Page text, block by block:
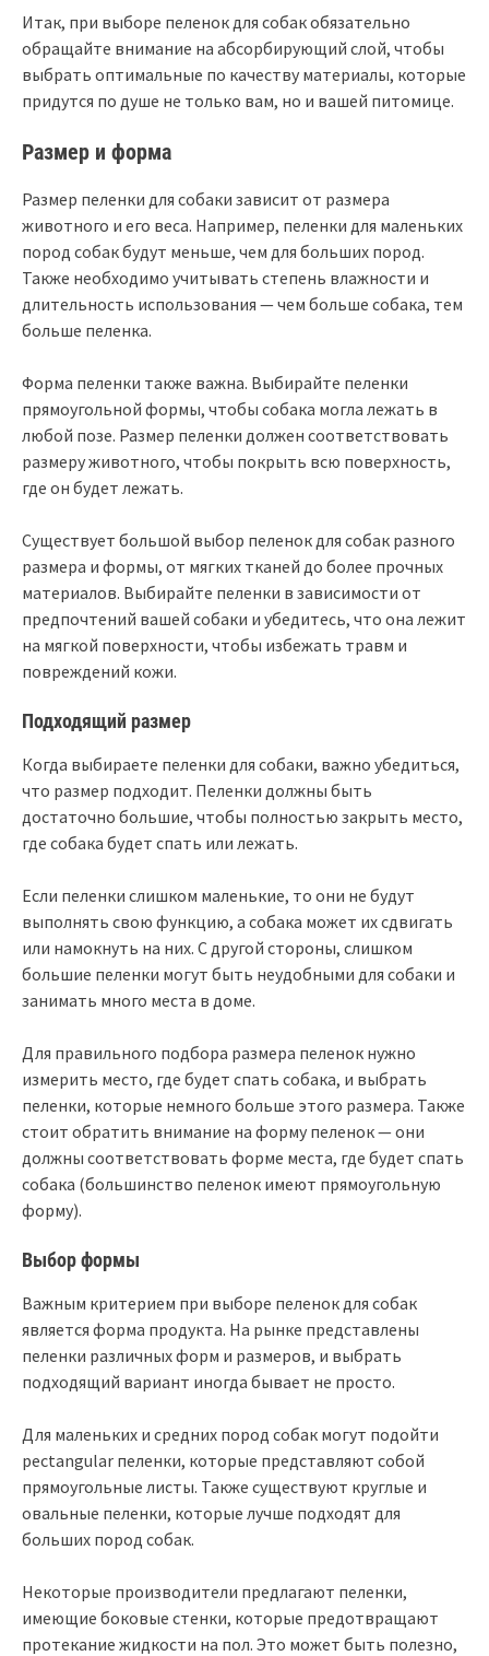
Итак, при выборе пеленок для собак обязательно
обращайте внимание на абсорбирующий слой, чтобы
выбрать оптимальные по качеству материалы, которые
придутся по душе не только вам, но и вашей питомице.
Размер и форма
Размер пеленки для собаки зависит от размера
животного и его веса. Например, пеленки для маленьких
пород собак будут меньше, чем для больших пород.
Также необходимо учитывать степень влажности и
длительность использования — чем больше собака, тем
больше пеленка.
Форма пеленки также важна. Выбирайте пеленки
прямоугольной формы, чтобы собака могла лежать в
любой позе. Размер пеленки должен соответствовать
размеру животного, чтобы покрыть всю поверхность,
где он будет лежать.
Существует большой выбор пеленок для собак разного
размера и формы, от мягких тканей до более прочных
материалов. Выбирайте пеленки в зависимости от
предпочтений вашей собаки и убедитесь, что она лежит
на мягкой поверхности, чтобы избежать травм и
повреждений кожи.
Подходящий размер
Когда выбираете пеленки для собаки, важно убедиться,
что размер подходит. Пеленки должны быть
достаточно большие, чтобы полностью закрыть место,
где собака будет спать или лежать.
Если пеленки слишком маленькие, то они не будут
выполнять свою функцию, а собака может их сдвигать
или намокнуть на них. С другой стороны, слишком
большие пеленки могут быть неудобными для собаки и
занимать много места в доме.
Для правильного подбора размера пеленок нужно
измерить место, где будет спать собака, и выбрать
пеленки, которые немного больше этого размера. Также
стоит обратить внимание на форму пеленок — они
должны соответствовать форме места, где будет спать
собака (большинство пеленок имеют прямоугольную
форму).
Выбор формы
Важным критерием при выборе пеленок для собак
является форма продукта. На рынке представлены
пеленки различных форм и размеров, и выбрать
подходящий вариант иногда бывает не просто.
Для маленьких и средних пород собак могут подойти
рectangular пеленки, которые представляют собой
прямоугольные листы. Также существуют круглые и
овальные пеленки, которые лучше подходят для
больших пород собак.
Некоторые производители предлагают пеленки,
имеющие боковые стенки, которые предотвращают
протекание жидкости на пол. Это может быть полезно,